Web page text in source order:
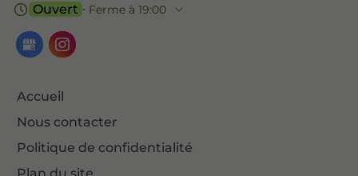
Ouvert ⋅ Ferme à 19:00
Accueil
Nous contacter
Politique de confidentialité